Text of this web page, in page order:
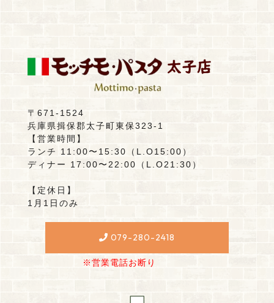
〒671-1524
兵庫県揖保郡太子町東保323-1
【営業時間】
ランチ 11:00〜15:30（L.O15:00）
ディナー 17:00〜22:00（L.O21:30）
【定休日】
1月1日のみ
079-280-2418
※営業電話お断り